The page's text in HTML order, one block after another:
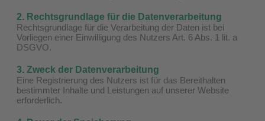
2. Rechtsgrundlage für die Datenverarbeitung
Rechtsgrundlage für die Verarbeitung der Daten ist bei
Vorliegen einer Einwilligung des Nutzers Art. 6 Abs. 1 lit. a
DSGVO.
3. Zweck der Datenverarbeitung
Eine Registrierung des Nutzers ist für das Bereithalten
bestimmter Inhalte und Leistungen auf unserer Website
erforderlich.